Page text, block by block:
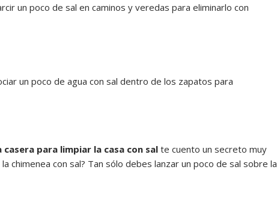
un poco de sal en caminos y veredas para eliminarlo con
un poco de agua con sal dentro de los zapatos para
casera para limpiar la casa con sal te cuento un secreto muy
chimenea con sal? Tan sólo debes lanzar un poco de sal sobre la